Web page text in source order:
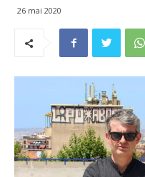
26 mai 2020